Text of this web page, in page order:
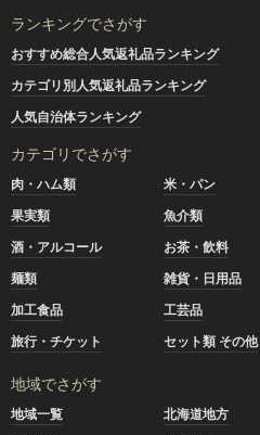
ランキングでさがす
おすすめ総合人気返礼品ランキング
カテゴリ別人気返礼品ランキング
人気自治体ランキング
カテゴリでさがす
肉・ハム類 米・パン
果実類
魚介類
酒・アルコール
お茶・飲料
麺類
雑貨・日用品
加工食品
工芸品
旅行・チケット
セット類 その他
地域でさがす
地域一覧 北海道地方